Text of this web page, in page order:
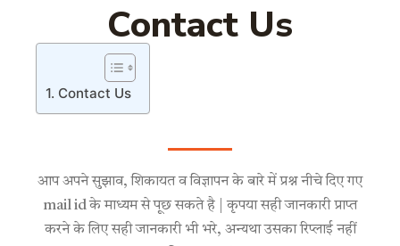
Contact Us
Contact Us
आप अपने सुझाव, शिकायत व विज्ञापन के बारे में प्रश्न नीचे दिए गए
mail id के माध्यम से पूछ सकते है | कृपया सही जानकारी प्राप्त
करने के लिए सही जानकारी भी भरे, अन्यथा उसका रिप्लाई नहीं